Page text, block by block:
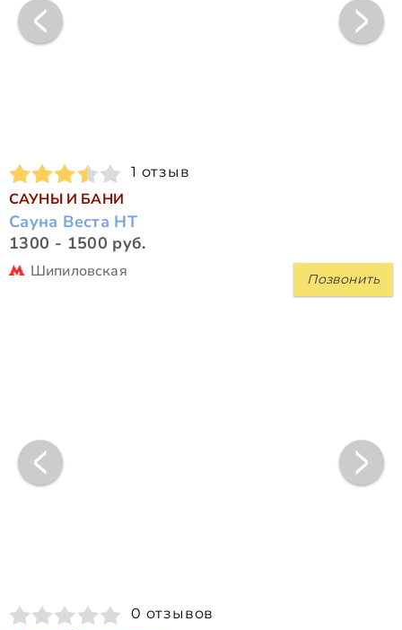
1 отзыв
САУНЫ И БАНИ
Сауна Веста НТ
1300 - 1500 руб.
Позвонить
Шипиловская
0 отзывов